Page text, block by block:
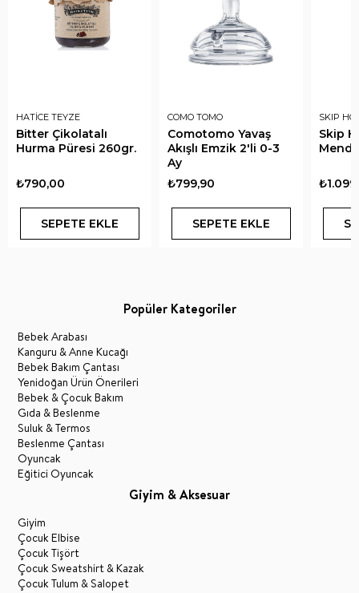
HATİCE TEYZE
Bitter Çikolatalı
Hurma Püresi 260gr.
₺790,00
SEPETE EKLE
COMO TOMO
Comotomo Yavaş
Akışlı Emzik 2'li 0-3
Ay
₺799,90
SEPETE EKLE
SKIP
Skip
Popüler Kategoriler
Bebek Arabası
Kanguru & Anne Kucağı
Bebek Bakım Çantası
Yenidoğan Ürün Önerileri
Bebek & Çocuk Bakım
Gıda & Beslenme
Suluk & Termos
Beslenme Çantası
Oyuncak
Eğitici Oyuncak
Giyim & Aksesuar
Giyim
Çocuk Elbise
Çocuk Tişört
Çocuk Sweatshirt & Kazak
Çocuk Tulum & Salopet